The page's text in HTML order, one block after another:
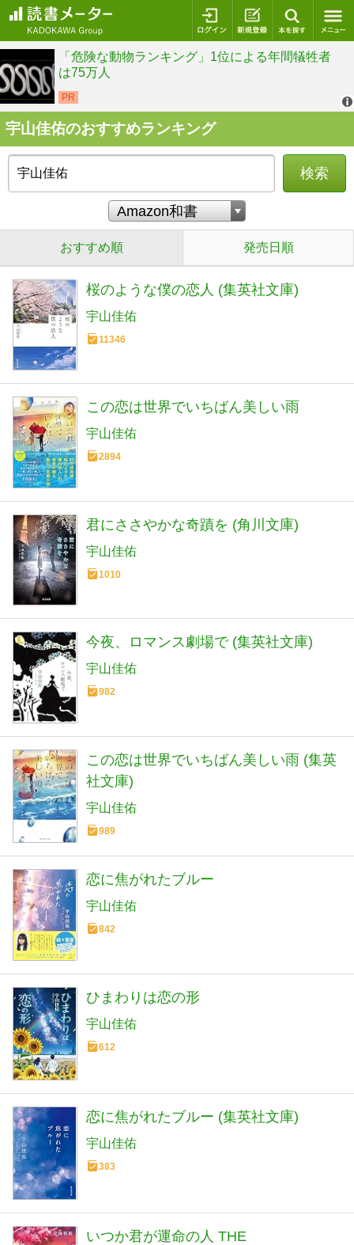
ログイン 新規登録
宇山佳佑のおすすめランキング
検索
おすすめ順 発売日順
桜のような僕の恋人 (集英社文庫)
宇山佳佑
11346
この恋は世界でいちばん美しい雨
宇山佳佑
2894
君にささやかな奇蹟を (角川文庫)
宇山佳佑
1010
今夜、ロマンス劇場で (集英社文庫)
宇山佳佑
982
この恋は世界でいちばん美しい雨 (集英
社文庫)
宇山佳佑
989
恋に焦がれたブルー
宇山佳佑
842
ひまわりは恋の形
宇山佳佑
612
恋に焦がれたブルー (集英社文庫)
宇山佳佑
383
いつか君が運命の人 THE